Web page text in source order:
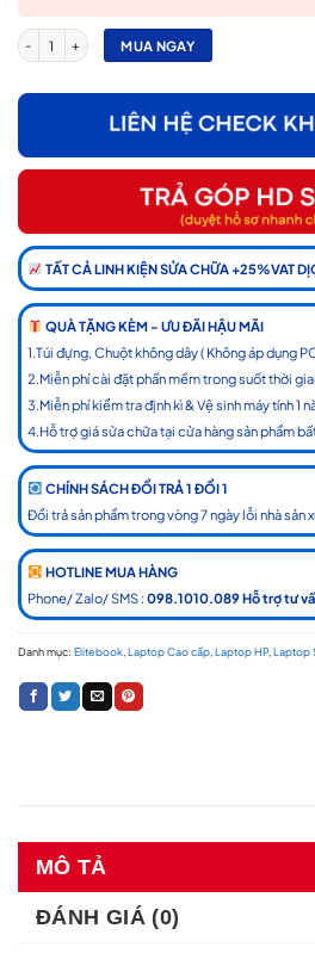
Laptop HP EliteBook 840 G10 I7-1365U/ RAM
MUA NGAY
TẤT CẢ LINH KIỆN SỬA CHỮA +25%VAT
QUÀ TẶNG KÈM - ƯU ĐÃI HẬU MÃI
1.Túi đựng, Chuột không dây ( Không áp dụng
2.Miễn phí cài đặt phần mềm trong suốt thời
3.Miễn phí kiểm tra định kì & Vệ sinh máy tính 1
4.Hỗ trợ giá sửa chữa tại cửa hàng sản phẩm
CHÍNH SÁCH ĐỔI TRẢ 1 ĐỔI 1
Đổi trả sản phẩm trong vòng 7 ngày lỗi nhà sản
HOTLINE MUA HÀNG
Phone/ Zalo/ SMS : 098.1010.089 Hỗ trợ tư
Danh mục: Elitebook Laptop Cao cấp Laptop HP, Laptop
MÔ TẢ
ĐÁNH GIÁ (0)